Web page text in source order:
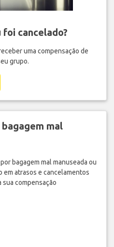
cancelado?
uma compensação de
grupo.
mal
bagagem mal manuseada ou
em atrasos e cancelamentos
compensação